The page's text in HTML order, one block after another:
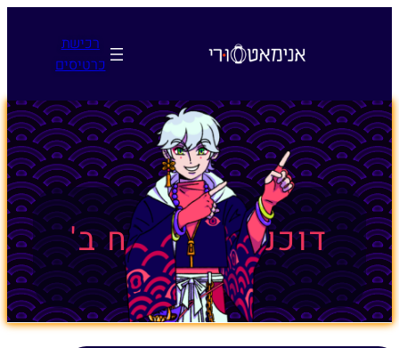
רכישת
כרטיסים
דוכנים – נספח ב'